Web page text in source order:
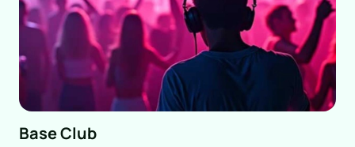
Base Club